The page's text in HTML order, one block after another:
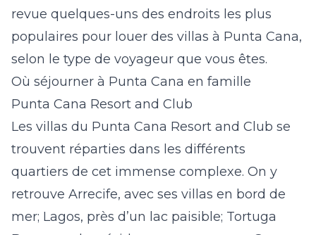
27 28 29 30
revue quelques-uns des endroits les plus
populaires pour louer des villas à Punta Cana,
selon le type de voyageur que vous êtes.
Où séjourner à Punta Cana en famille
Punta Cana Resort and Club
Les villas du Punta Cana Resort and Club se
trouvent réparties dans les différents
quartiers de cet immense complexe. On y
retrouve Arrecife, avec ses villas en bord de
mer; Lagos, près d’un lac paisible; Tortuga